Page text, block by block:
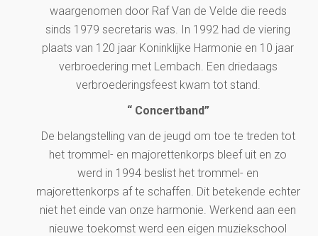
waargenomen door Raf Van de Velde die reeds
sinds 1979 secretaris was. In 1992 had de viering
plaats van 120 jaar Koninklijke Harmonie en 10 jaar
verbroedering met Lembach. Een driedaags
verbroederingsfeest kwam tot stand.
“ Concertband”
De belangstelling van de jeugd om toe te treden tot
het trommel- en majorettenkorps bleef uit en zo
werd in 1994 beslist het trommel- en
majorettenkorps af te schaffen. Dit betekende echter
niet het einde van onze harmonie. Werkend aan een
nieuwe toekomst werd een eigen muziekschool